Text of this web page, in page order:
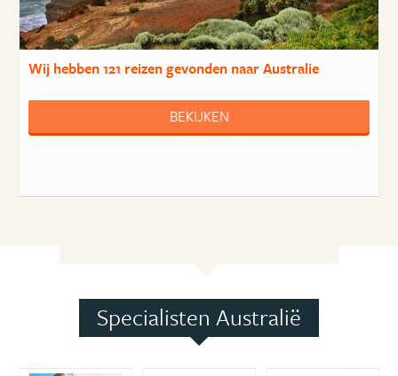
Wij hebben121 reizengevonden naar Australie
BEKIJKEN
Specialisten Australië